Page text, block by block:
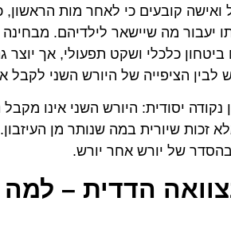
קובעים כי לאחר מות הראשון,
יעבור מה שיישאר לילדיהם.
כלכלי ושקט תפעולי, אך יוצר
לבין הציפייה של היורש השני לקבל
יסודית: היורש השני אינו
זכות שיורית במה שנותר מן
של יורש אחר יורש.
הדדית –